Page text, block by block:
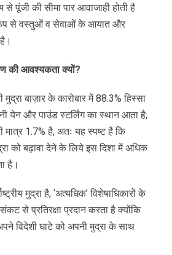
पूंजी की सीमा पार आवाजाही होती है
से वस्तुओं व सेवाओं के आयात और
की आवश्यकता क्यों?
बाज़ार के कारोबार में 88.3% हिस्सा
येन और पाउंड स्टर्लिंग का स्थान आता है;
मात्र 1.7% है, अतः यह स्पष्ट है कि
को बढ़ावा देने के लिये इस दिशा में अधिक
है।
मुद्रा है, ‘अत्यधिक’ विशेषाधिकारों के
से प्रतिरक्षा प्रदान करता है क्योंकि
विदेशी घाटे को अपनी मुद्रा के साथ